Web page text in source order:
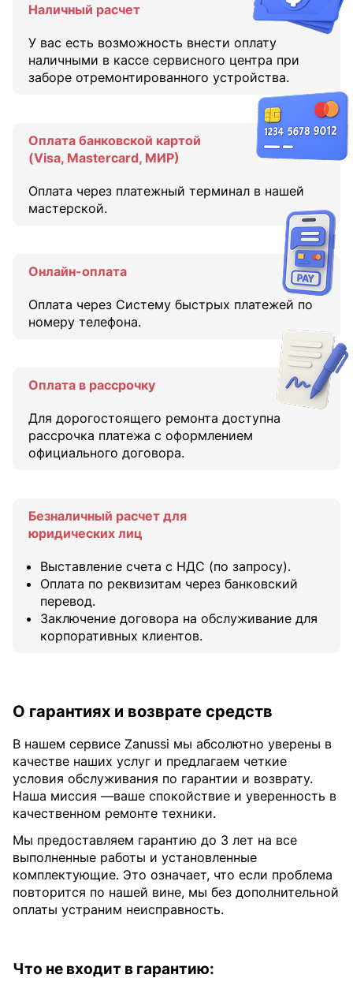
Наличный расчет
У вас есть возможность внести оплату
наличными в кассе сервисного центра при
заборе отремонтированного устройства.
Оплата банковской картой
(Visa, Mastercard, МИР)
Оплата через платежный терминал в нашей
мастерской.
Онлайн-оплата
Оплата через Систему быстрых платежей по
номеру телефона.
Оплата в рассрочку
Для дорогостоящего ремонта доступна
рассрочка платежа с оформлением
официального договора.
Безналичный расчет для
юридических лиц
Выставление счета с НДС (по запросу).
Оплата по реквизитам через банковский
перевод.
Заключение договора на обслуживание для
корпоративных клиентов.
О гарантиях и возврате средств
В нашем сервисе Zanussi мы абсолютно уверены в
качестве наших услуг и предлагаем четкие
условия обслуживания по гарантии и возврату.
Наша миссия —ваше спокойствие и уверенность в
качественном ремонте техники.
Мы предоставляем гарантию до 3 лет на все
выполненные работы и установленные
комплектующие. Это означает, что если проблема
повторится по нашей вине, мы без дополнительной
оплаты устраним неисправность.
Что не входит в гарантию: